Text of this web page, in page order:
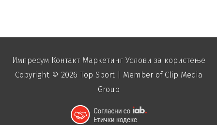
Импресум Контакт Маркетинг Услови за користење
Copyright © 2026 Top Sport| Member of Clip Media
Group